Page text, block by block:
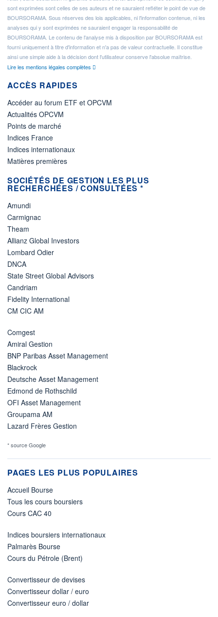
sont exprimées sont celles de ses auteurs et ne sauraient refléter le point de vue de
BOURSORAMA. Sous réserves des lois applicables, ni l'information contenue, ni les
analyses qui y sont exprimées ne sauraient engager la responsabilité de
BOURSORAMA. Le contenu de l'analyse mis à disposition par BOURSORAMA est
fourni uniquement à titre d'information et n'a pas de valeur contractuelle. Il constitue
ainsi une simple aide à la décision dont l'utilisateur conserve l'absolue maîtrise.
Lire les mentions légales complètes
ACCÈS RAPIDES
Accéder au forum ETF et OPCVM
Actualités OPCVM
Points de marché
Indices France
Indices internationaux
Matières premières
SOCIÉTÉS DE GESTION LES PLUS
RECHERCHÉES / CONSULTÉES *
Amundi
Carmignac
Theam
Allianz Global Investors
Lombard Odier
DNCA
State Street Global Advisors
Candriam
Fidelity International
CM CIC AM
Comgest
Amiral Gestion
BNP Paribas Asset Management
Blackrock
Deutsche Asset Management
Edmond de Rothschild
OFI Asset Management
Groupama AM
Lazard Frères Gestion
* source Google
PAGES LES PLUS POPULAIRES
Accueil Bourse
Tous les cours boursiers
Cours CAC 40
Indices boursiers internationaux
Palmarès Bourse
Cours du Pétrole (Brent)
Convertisseur de devises
Convertisseur dollar / euro
Convertisseur euro / dollar